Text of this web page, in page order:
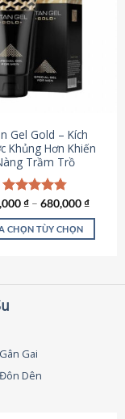
biến
tùy
chọn
có
chọn
trên
trang
sản
phẩm
Gel Gold – Kích
Khủng Hơn Khiến
Trầm Trồ
Được xếp
hạng4.79
5 sao
₫ – 680,000₫
CHỌN TÙY CHỌN
thể.
tùy
Gai
Dên